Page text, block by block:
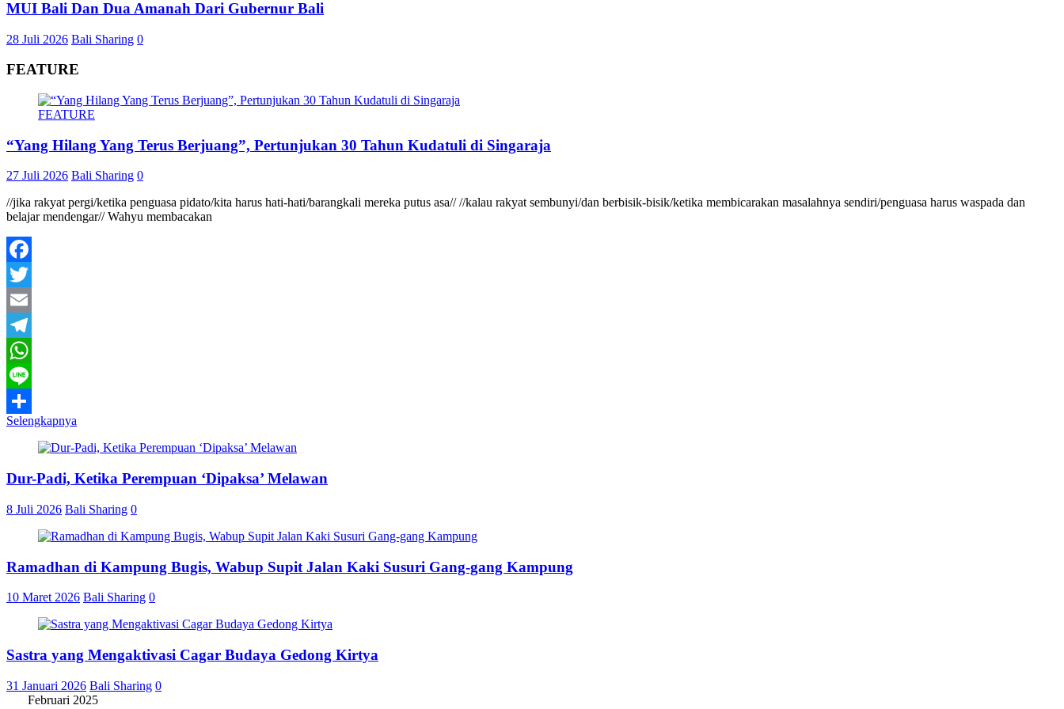
MUI Bali Dan Dua Amanah Dari Gubernur Bali
28 Juli 2026 Bali Sharing 0
FEATURE
FEATURE
“Yang Hilang Yang Terus Berjuang”, Pertunjukan 30 Tahun Kudatuli di Singaraja
27 Juli 2026 Bali Sharing 0
//jika rakyat pergi/ketika penguasa pidato/kita harus hati-hati/barangkali mereka putus asa// //kalau rakyat sembunyi/dan berbisik-bisik/ketika membicarakan masalahnya sendiri/penguasa harus waspada dan
belajar mendengar// Wahyu membacakan
Facebook
Twitter
Email
Telegram
WhatsApp
Line
Share
Selengkapnya
Dur-Padi, Ketika Perempuan ‘Dipaksa’ Melawan
8 Juli 2026 Bali Sharing 0
Ramadhan di Kampung Bugis, Wabup Supit Jalan Kaki Susuri Gang-gang Kampung
10 Maret 2026 Bali Sharing 0
Sastra yang Mengaktivasi Cagar Budaya Gedong Kirtya
31 Januari 2026 Bali Sharing 0
Februari 2025